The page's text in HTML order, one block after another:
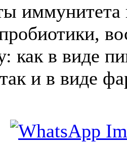
иммунитета
как в виде
и в виде